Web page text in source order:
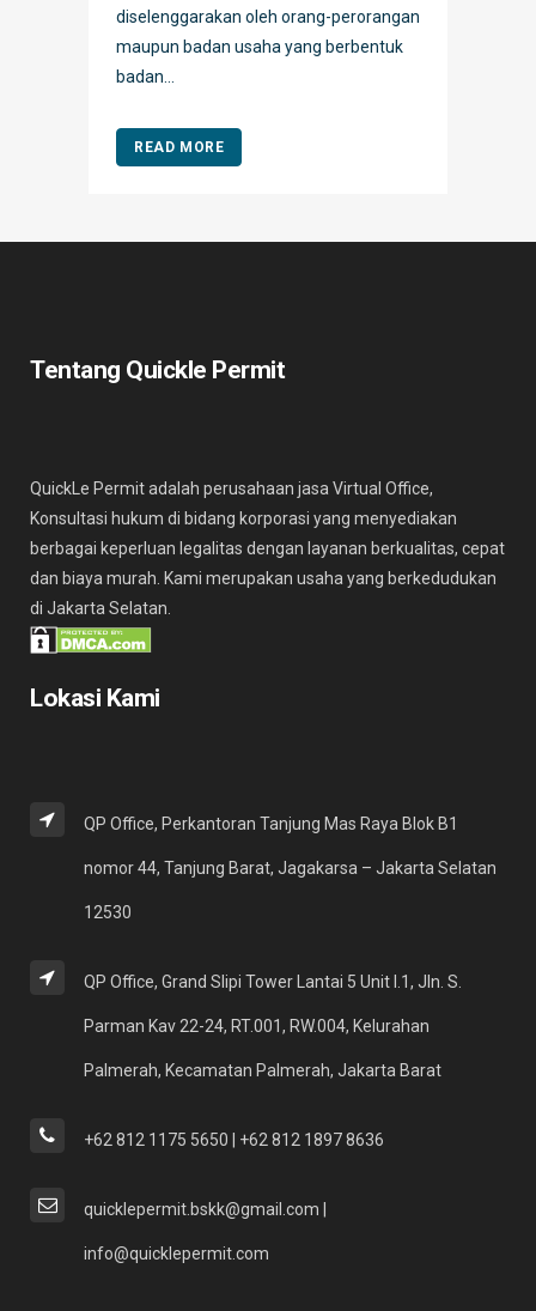
diselenggarakan oleh orang-perorangan
maupun badan usaha yang berbentuk
badan...
READ MORE
Tentang Quickle Permit
QuickLe Permit adalah perusahaan jasa Virtual Office,
Konsultasi hukum di bidang korporasi yang menyediakan
berbagai keperluan legalitas dengan layanan berkualitas, cepat
dan biaya murah. Kami merupakan usaha yang berkedudukan
di Jakarta Selatan.
Lokasi Kami
QP Office, Perkantoran Tanjung Mas Raya Blok B1
nomor 44, Tanjung Barat, Jagakarsa – Jakarta Selatan
12530
QP Office, Grand Slipi Tower Lantai 5 Unit I.1, Jln. S.
Parman Kav 22-24, RT.001, RW.004, Kelurahan
Palmerah, Kecamatan Palmerah, Jakarta Barat
+62 812 1175 5650 | +62 812 1897 8636
quicklepermit.bskk@gmail.com |
info@quicklepermit.com